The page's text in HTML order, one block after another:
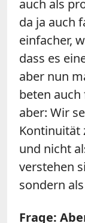
auch als
da ja auch
einfacher,
dass es
aber nun
beten
aber: Wir
Kontinuität
und nicht
verstehen
sondern
Frage: